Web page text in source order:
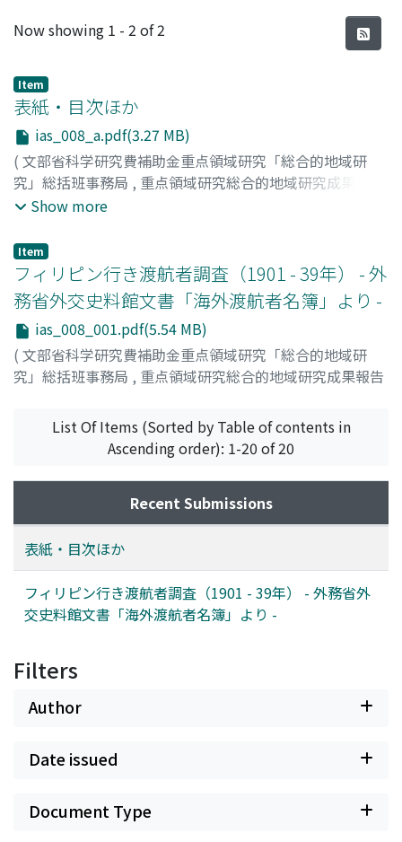
Recent Submissions
Now showing 1 - 2 of 2
Item
表紙・目次ほか
ias_008_a.pdf(3.27 MB)
( 文部省科学研究費補助金重点領域研究「総合的地域研
究」総括班事務局 , 重点領域研究総合的地域研究成果報告
書シリーズ : 総合的地域研究の手法確立 : 世界と地域の共
Show more
Item
フィリピン行き渡航者調査（1901 - 39年） - 外
務省外交史料館文書「海外渡航者名簿」より -
ias_008_001.pdf(5.54 MB)
( 文部省科学研究費補助金重点領域研究「総合的地域研
究」総括班事務局 , 重点領域研究総合的地域研究成果報告
存のパラダイムを求めて,Volume 8, 1995,pp.1-141
Hayase, Shinzo;ハヤセ, シンゾウ
List Of Items (Sorted by Table of contents in
Ascending order): 1-20 of 20
Recent Submissions
表紙・目次ほか
フィリピン行き渡航者調査（1901 - 39年） - 外務省外
交史料館文書「海外渡航者名簿」より -
Filters
Author
Date issued
Document Type